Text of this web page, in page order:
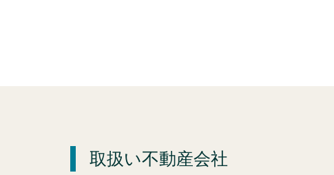
取扱い不動産会社